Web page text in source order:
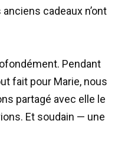
cadeaux n’ont
Pendant
fait pour Marie, nous
partagé avec elle le
Et soudain — une